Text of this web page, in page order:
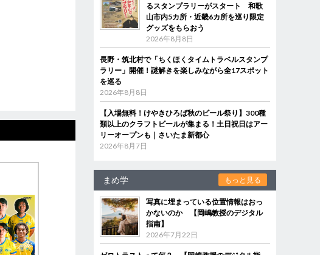
るスタンプラリーがスタート 和歌
山市内5カ所・近畿6カ所を巡り限定
グッズをもらおう
2026年8月8日
長野・筑北村で「ちくほくタイムトラベルスタンプ
ラリー」開催！謎解きを楽しみながら全17スポット
を巡る
2026年8月8日
【入場無料！けやきひろば秋のビール祭り】300種
類以上のクラフトビールが集まる！土日祝日はアー
リーオープンも｜さいたま新都心
2026年8月7日
まめ学 もっと見る
写真に埋まっている位置情報はおっ
かないのか 【岡嶋教授のデジタル
指南】
2026年7月22日